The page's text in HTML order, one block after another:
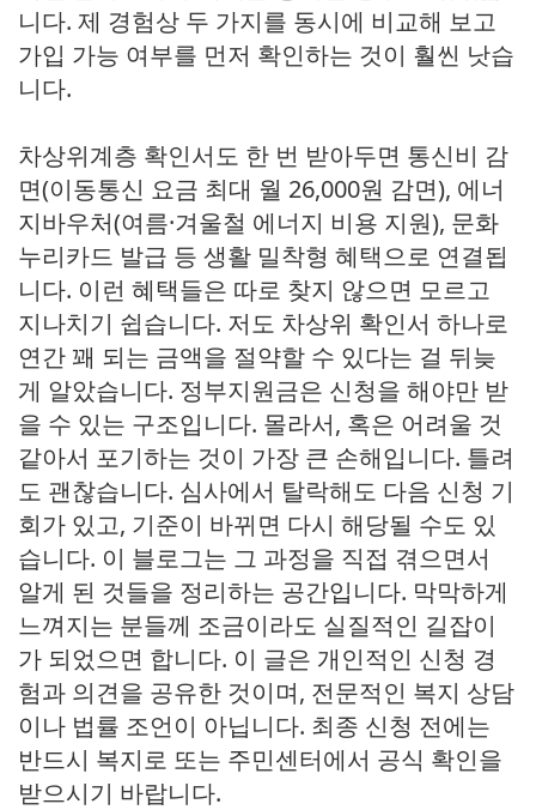
니다. 제 경험상 두 가지를 동시에 비교해 보고
가입 가능 여부를 먼저 확인하는 것이 훨씬 낫습
니다.
차상위계층 확인서도 한 번 받아두면 통신비 감
면(이동통신 요금 최대 월 26,000원 감면), 에너
지바우처(여름·겨울철 에너지 비용 지원), 문화
누리카드 발급 등 생활 밀착형 혜택으로 연결됩
니다. 이런 혜택들은 따로 찾지 않으면 모르고
지나치기 쉽습니다. 저도 차상위 확인서 하나로
연간 꽤 되는 금액을 절약할 수 있다는 걸 뒤늦
게 알았습니다. 정부지원금은 신청을 해야만 받
을 수 있는 구조입니다. 몰라서, 혹은 어려울 것
같아서 포기하는 것이 가장 큰 손해입니다. 틀려
도 괜찮습니다. 심사에서 탈락해도 다음 신청 기
회가 있고, 기준이 바뀌면 다시 해당될 수도 있
습니다. 이 블로그는 그 과정을 직접 겪으면서
알게 된 것들을 정리하는 공간입니다. 막막하게
느껴지는 분들께 조금이라도 실질적인 길잡이
가 되었으면 합니다. 이 글은 개인적인 신청 경
험과 의견을 공유한 것이며, 전문적인 복지 상담
이나 법률 조언이 아닙니다. 최종 신청 전에는
반드시 복지로 또는 주민센터에서 공식 확인을
받으시기 바랍니다.